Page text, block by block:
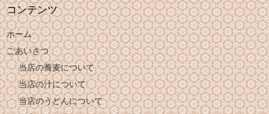
コンテンツ
ホーム
ごあいさつ
当店の蕎麦について
当店の汁について
当店のうどんについて